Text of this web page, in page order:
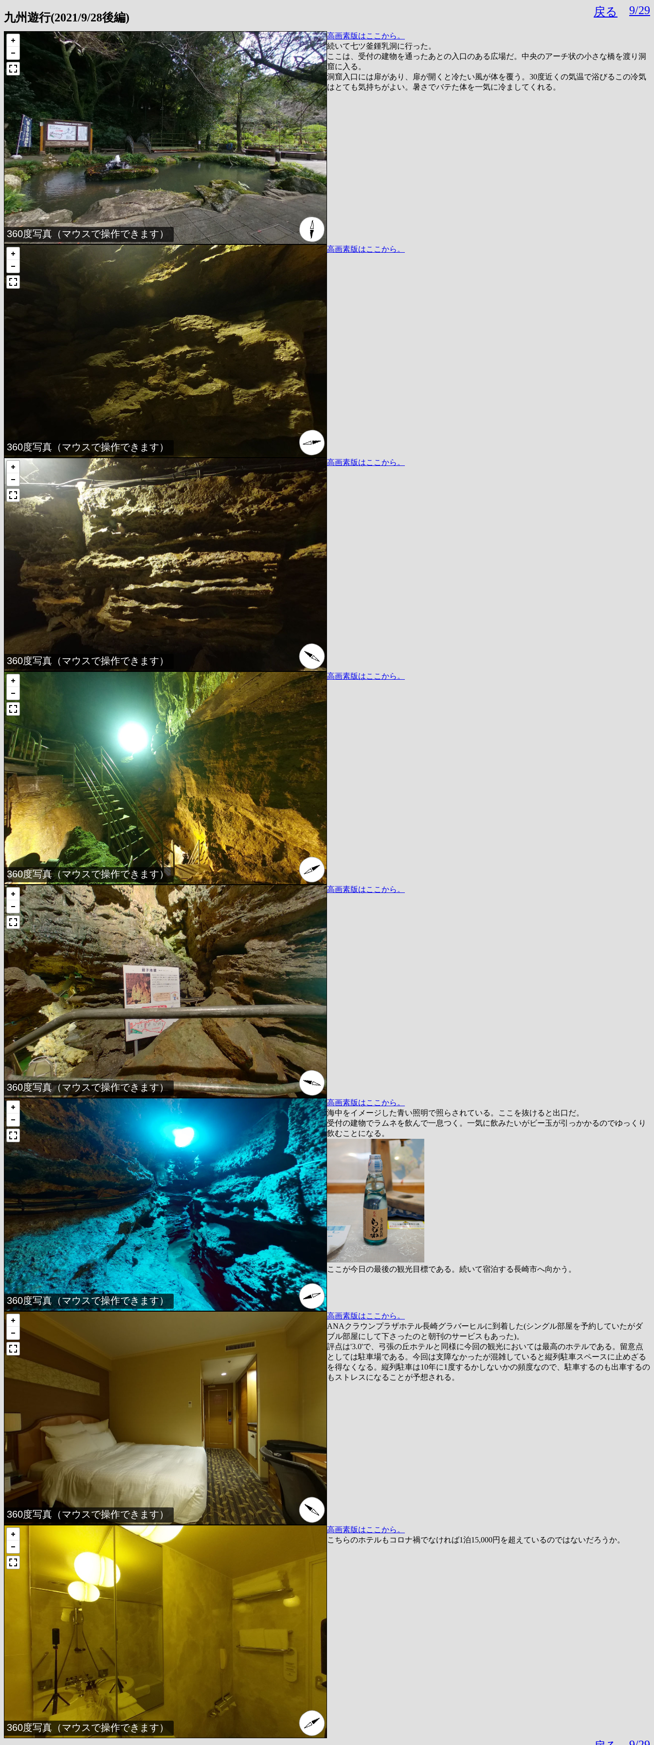
九州遊行(2021/9/28後編) 戻る 9/29
360度写真（マウスで操作できます）
高画素版はここから。
続いて七ツ釜鍾乳洞に行った。
ここは、受付の建物を通ったあとの入口のある広場だ。中央のアーチ状の小さな橋を渡り洞
窟に入る。
洞窟入口には扉があり、扉が開くと冷たい風が体を覆う。30度近くの気温で浴びるこの冷気
はとても気持ちがよい。暑さでバテた体を一気に冷ましてくれる。
360度写真（マウスで操作できます）
高画素版はここから。
360度写真（マウスで操作できます）
高画素版はここから。
360度写真（マウスで操作できます）
高画素版はここから。
360度写真（マウスで操作できます）
高画素版はここから。
360度写真（マウスで操作できます）
高画素版はここから。
海中をイメージした青い照明で照らされている。ここを抜けると出口だ。
受付の建物でラムネを飲んで一息つく。一気に飲みたいがビー玉が引っかかるのでゆっくり
飲むことになる。
ここが今日の最後の観光目標である。続いて宿泊する長崎市へ向かう。
360度写真（マウスで操作できます）
高画素版はここから。
ANAクラウンプラザホテル長崎グラバーヒルに到着した(シングル部屋を予約していたがダ
ブル部屋にして下さったのと朝刊のサービスもあった)。
評点は'3.0'で、弓張の丘ホテルと同様に今回の観光においては最高のホテルである。留意点
としては駐車場である。今回は支障なかったが混雑していると縦列駐車スペースに止めざる
を得なくなる。縦列駐車は10年に1度するかしないかの頻度なので、駐車するのも出車するの
もストレスになることが予想される。
360度写真（マウスで操作できます）
高画素版はここから。
こちらのホテルもコロナ禍でなければ1泊15,000円を超えているのではないだろうか。